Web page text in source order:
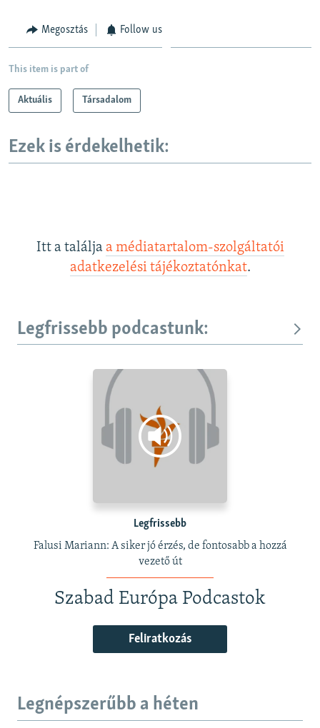
Megosztás Follow us
This item is part of
Aktuális Társadalom
Ezek is érdekelhetik:
Itt a találja a médiatartalom-szolgáltatói
adatkezelési tájékoztatónkat.
Legfrissebb podcastunk:
Legfrissebb
Falusi Mariann: A siker jó érzés, de fontosabb a hozzá
vezető út
Szabad Európa Podcastok
Feliratkozás
Legnépszerűbb a héten